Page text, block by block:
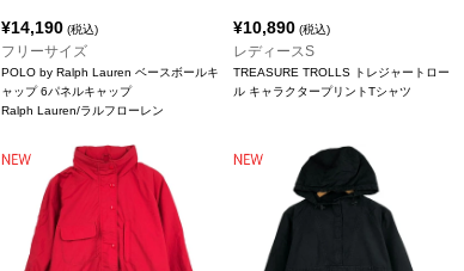
¥14,190 (税込)
フリーサイズ
POLO by Ralph Lauren ベースボールキ
ャップ 6パネルキャップ
Ralph Lauren/ラルフローレン
¥10,890 (税込)
レディースS
TREASURE TROLLS トレジャートロー
ル キャラクタープリントTシャツ